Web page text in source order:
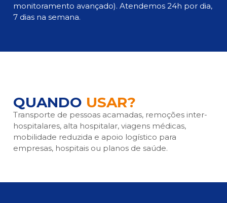
monitoramento avançado). Atendemos 24h por dia,
7 dias na semana.
QUANDO USAR?
Transporte de pessoas acamadas, remoções inter-
hospitalares, alta hospitalar, viagens médicas,
mobilidade reduzida e apoio logístico para
empresas, hospitais ou planos de saúde.